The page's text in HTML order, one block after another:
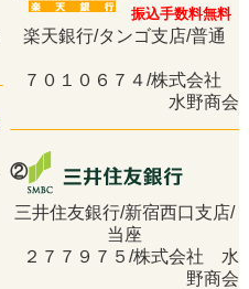
振込手数料無料
楽天銀行/タンゴ支店/普通
７０１０６７４/株式会社
水野商会
②
三井住友銀行/新宿西口支店/
当座
２７７９７５/株式会社 水
野商会